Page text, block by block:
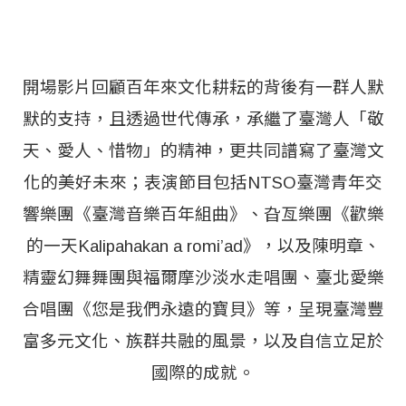
開場影片回顧百年來文化耕耘的背後有一群人默
默的支持，且透過世代傳承，承繼了臺灣人「敬
天、愛人、惜物」的精神，更共同譜寫了臺灣文
化的美好未來；表演節目包括NTSO臺灣青年交
響樂團《臺灣音樂百年組曲》、旮亙樂團《歡樂
的一天Kalipahakan a romi’ad》，以及陳明章、
精靈幻舞舞團與福爾摩沙淡水走唱團、臺北愛樂
合唱團《您是我們永遠的寶貝》等，呈現臺灣豐
富多元文化、族群共融的風景，以及自信立足於
國際的成就。